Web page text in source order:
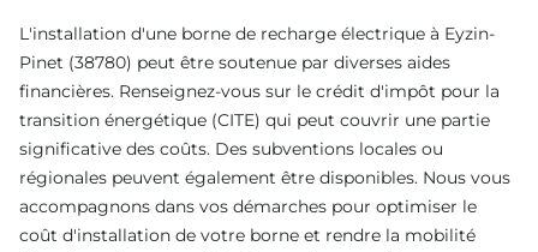
L'installation d'une borne de recharge électrique à Eyzin-
Pinet (38780) peut être soutenue par diverses aides
financières. Renseignez-vous sur le crédit d'impôt pour la
transition énergétique (CITE) qui peut couvrir une partie
significative des coûts. Des subventions locales ou
régionales peuvent également être disponibles. Nous vous
accompagnons dans vos démarches pour optimiser le
coût d'installation de votre borne et rendre la mobilité